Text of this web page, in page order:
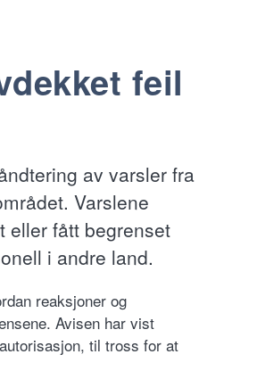
feil
av varsler fra
Varslene
eller fått begrenset
i andre land.
reaksjoner og
Avisen har vist
til tross for at